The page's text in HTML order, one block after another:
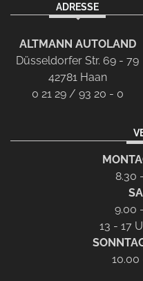
ADRESSE
ALTMANN AUTOLAND
Düsseldorfer Str. 69 - 79
42781 Haan
0 21 29 / 93 20 - 0
8.30
9.00
13 - 17
10.00